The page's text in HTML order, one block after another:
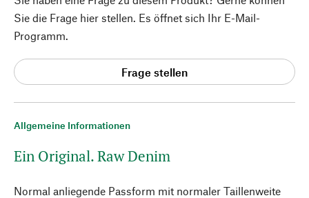
Allgemeine Informationen
Ein Original. Raw Denim
Normal anliegende Passform mit normaler Taillenweite
Sie die Frage hier stellen. Es öffnet sich Ihr E-Mail-
Programm.
Frage stellen